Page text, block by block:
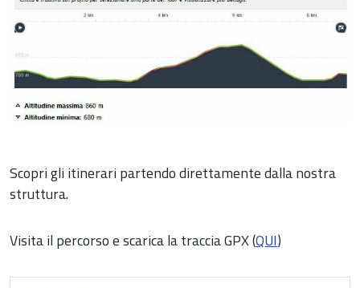
Scopri gli itinerari partendo direttamente dalla nostra
struttura.
Visita il percorso e scarica la traccia GPX (QUI)